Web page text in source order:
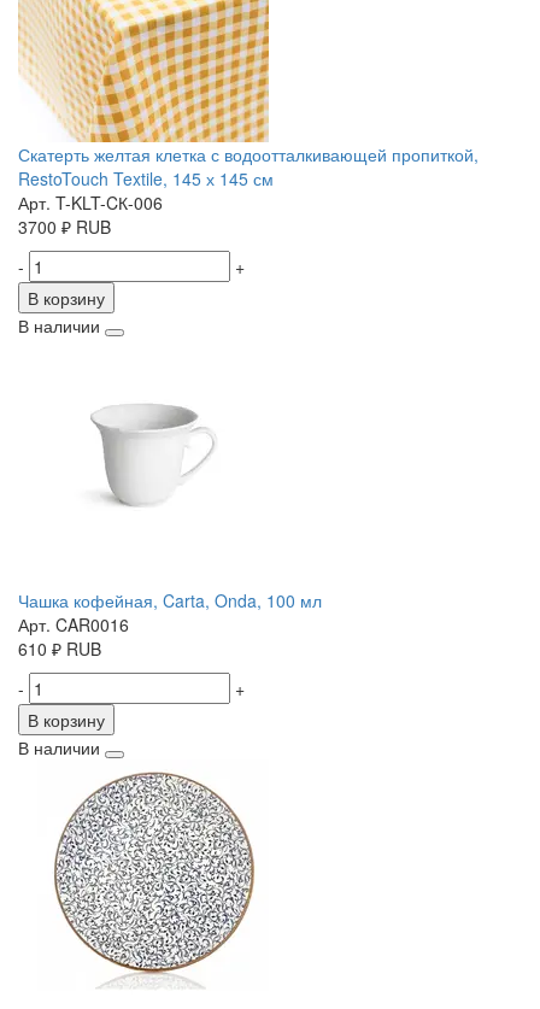
Скатерть желтая клетка с водоотталкивающей пропиткой,
RestoTouch Textile, 145 х 145 см
Арт. T-KLT-CК-006
3700 ₽ RUB
-
+
В корзину
В наличии
Чашка кофейная, Carta, Onda, 100 мл
Арт. CAR0016
610 ₽ RUB
-
+
В корзину
В наличии